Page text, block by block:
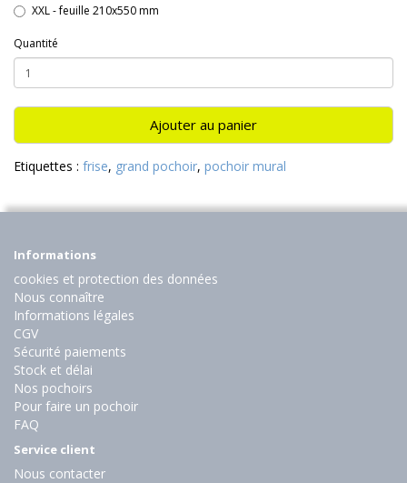
XXL - feuille 210x550 mm
Quantité
Ajouter au panier
Etiquettes : frise, grand pochoir, pochoir mural
Informations
cookies et protection des données
Nous connaître
Informations légales
CGV
Sécurité paiements
Stock et délai
Nos pochoirs
Pour faire un pochoir
FAQ
Service client
Nous contacter